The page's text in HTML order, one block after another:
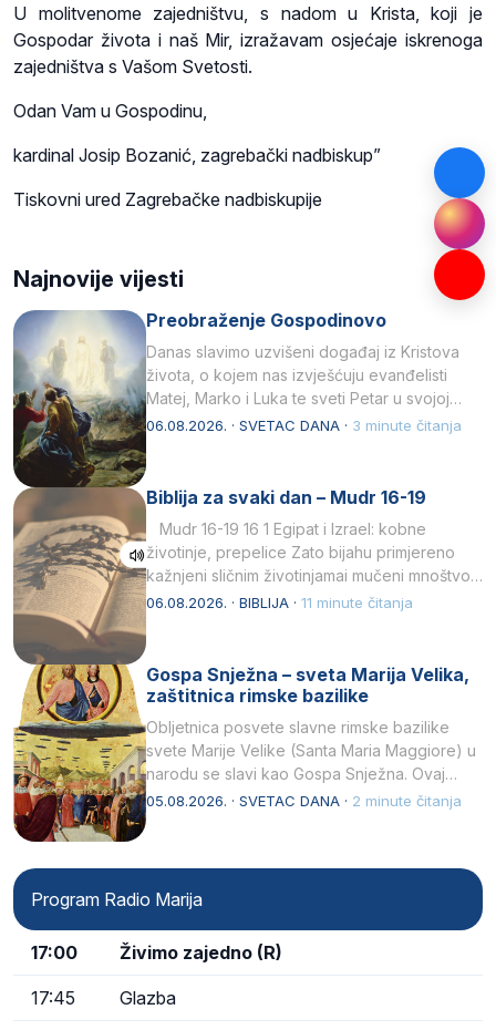
U molitvenome zajedništvu, s nadom u Krista, koji je
Gospodar života i naš Mir, izražavam osjećaje iskrenoga
zajedništva s Vašom Svetosti.
Odan Vam u Gospodinu,
kardinal Josip Bozanić, zagrebački nadbiskup”
Tiskovni ured Zagrebačke nadbiskupije
Najnovije vijesti
Preobraženje Gospodinovo
Danas slavimo uzvišeni događaj iz Kristova
života, o kojem nas izvješćuju evanđelisti
Matej, Marko i Luka te sveti Petar u svojoj
drugoj…
06.08.2026. · SVETAC DANA · 3 minute čitanja
Biblija za svaki dan – Mudr 16-19
Mudr 16-19 16 1 Egipat i Izrael: kobne
životinje, prepelice Zato bijahu primjereno
kažnjeni sličnim životinjamai mučeni mnoštvom
kukaca.2 A narod…
06.08.2026. · BIBLIJA · 11 minute čitanja
Gospa Snježna – sveta Marija Velika,
zaštitnica rimske bazilike
Obljetnica posvete slavne rimske bazilike
svete Marije Velike (Santa Maria Maggiore) u
narodu se slavi kao Gospa Snježna. Ovaj
naziv, Sancta Maria…
05.08.2026. · SVETAC DANA · 2 minute čitanja
Program Radio Marija
17:00 Živimo zajedno (R)
17:45 Glazba